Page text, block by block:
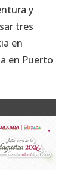
y
tres
en
en Puerto